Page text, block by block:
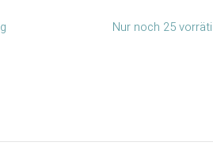
Nur noch 25